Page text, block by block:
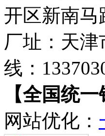
开区新南马
厂址：天
线：
【全国统
网站优化：